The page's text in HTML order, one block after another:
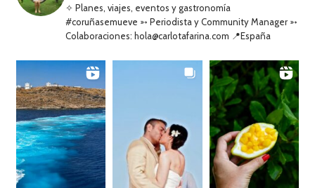
✧ Planes, viajes, eventos y gastronomía
#coruñasemueve ➳ Periodista y Community Manager ➳
Colaboraciones: hola@carlotafarina.com 📍España